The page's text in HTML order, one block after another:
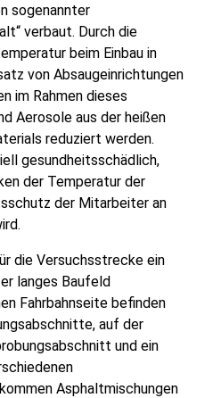
sogenannter
verbaut. Durch die
beim Einbau in
von Absaugeinrichtungen
im Rahmen dieses
Aerosole aus der heißen
reduziert werden.
gesundheitsschädlich,
der Temperatur der
der Mitarbeiter an
die Versuchsstrecke ein
langes Baufeld
Fahrbahnseite befinden
auf der
und ein
Asphaltmischungen